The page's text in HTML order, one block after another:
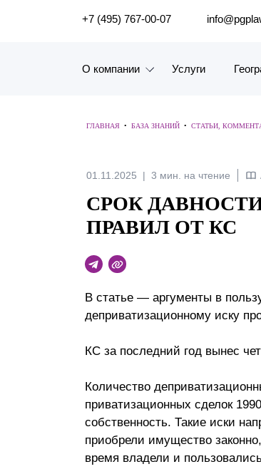
ПОИСК ПО САЙТУ
+7 (495) 767-00-07
О компании
Наш опыт
Рейтинги, Награды, Цифры
Карьера
История компании
Партнера
Социальная
ответственность
Услуги
ГЛАВНАЯ • БАЗА ЗНАНИЙ • СТАТЬИ,
01.11.2025 3 мин. на чтение
СРОК
ПРАВИЛ ОТ КС
В статье — аргументы в
деприватизационному иску
КС за последний год вынес
Количество
приватизационных сделок
собственность. Такие иски
приобрели имущество
время владели и